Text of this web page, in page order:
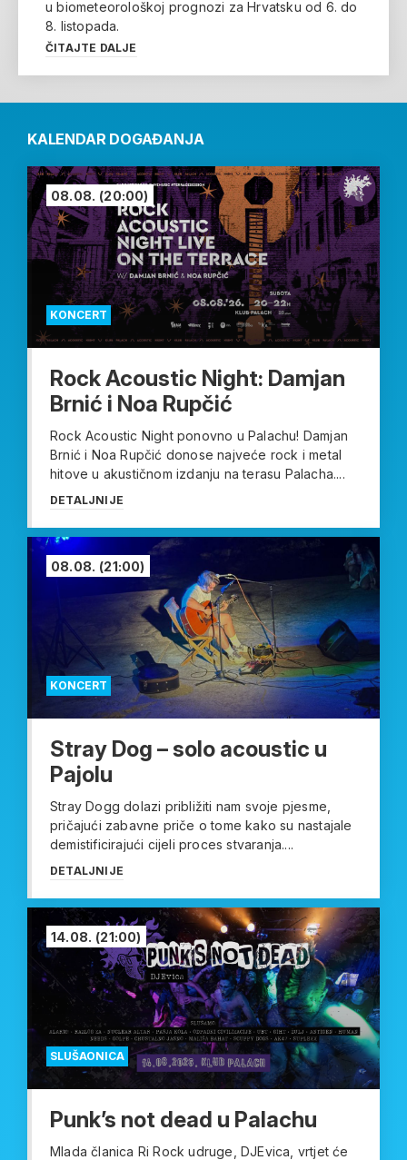
u biometeorološkoj prognozi za Hrvatsku od 6. do
8. listopada.
ČITAJTE DALJE
KALENDAR DOGAĐANJA
KONCERT
08.08. (20:00)
Rock Acoustic Night: Damjan
Brnić i Noa Rupčić
Rock Acoustic Night ponovno u Palachu! Damjan
Brnić i Noa Rupčić donose najveće rock i metal
hitove u akustičnom izdanju na terasu Palacha....
DETALJNIJE
KONCERT
08.08. (21:00)
Stray Dog – solo acoustic u
Pajolu
Stray Dogg dolazi približiti nam svoje pjesme,
pričajući zabavne priče o tome kako su nastajale
demistificirajući cijeli proces stvaranja....
DETALJNIJE
SLUŠAONICA
14.08. (21:00)
Punk’s not dead u Palachu
Mlada članica Ri Rock udruge, DJEvica, vrtjet će